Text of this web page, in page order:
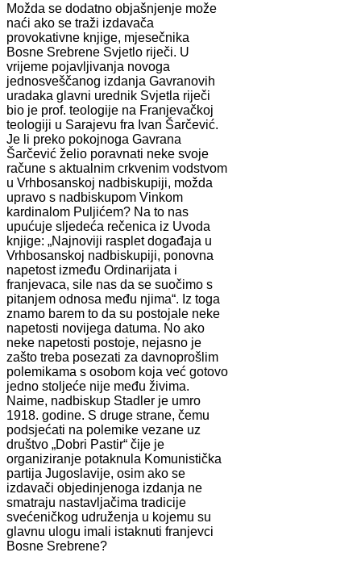
Možda se dodatno objašnjenje može
naći ako se traži izdavača
provokativne knjige, mjesečnika
Bosne Srebrene Svjetlo riječi. U
vrijeme pojavljivanja novoga
jednosveščanog izdanja Gavranovih
uradaka glavni urednik Svjetla riječi
bio je prof. teologije na Franjevačkoj
teologiji u Sarajevu fra Ivan Šarčević.
Je li preko pokojnoga Gavrana
Šarčević želio poravnati neke svoje
račune s aktualnim crkvenim vodstvom
u Vrhbosanskoj nadbiskupiji, možda
upravo s nadbiskupom Vinkom
kardinalom Puljićem? Na to nas
upućuje sljedeća rečenica iz Uvoda
knjige: „Najnoviji rasplet događaja u
Vrhbosanskoj nadbiskupiji, ponovna
napetost između Ordinarijata i
franjevaca, sile nas da se suočimo s
pitanjem odnosa među njima“. Iz toga
znamo barem to da su postojale neke
napetosti novijega datuma. No ako
neke napetosti postoje, nejasno je
zašto treba posezati za davnoprošlim
polemikama s osobom koja već gotovo
jedno stoljeće nije među živima.
Naime, nadbiskup Stadler je umro
1918. godine. S druge strane, čemu
podsjećati na polemike vezane uz
društvo „Dobri Pastir“ čije je
organiziranje potaknula Komunistička
partija Jugoslavije, osim ako se
izdavači objedinjenoga izdanja ne
smatraju nastavljačima tradicije
svećeničkog udruženja u kojemu su
glavnu ulogu imali istaknuti franjevci
Bosne Srebrene?